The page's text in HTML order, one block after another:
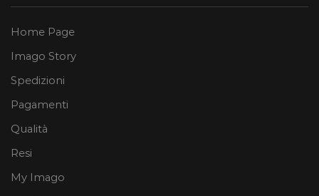
Home Page
Imago Story
Spedizioni
Pagamenti
Qualità
Resi
My Imago